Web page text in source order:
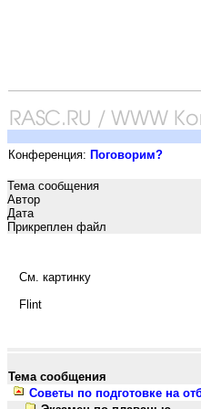
Конференция: Поговорим?
Тема сообщения
Автор
Дата
Прикреплен файл
См. картинку
Flint
Тема сообщения
Советы по подготовке на